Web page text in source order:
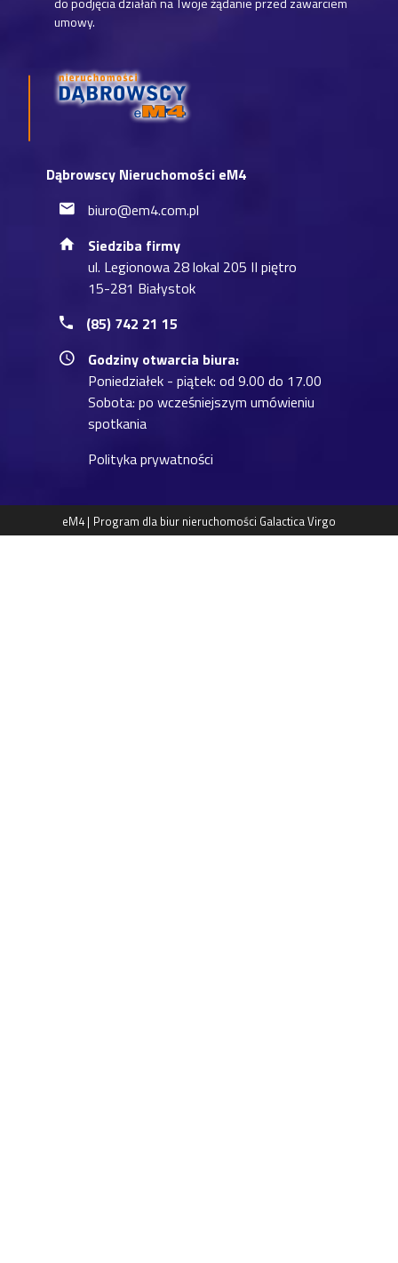
Dąbrowscy Nieruchomości eM4
biuro@em4.com.pl
Siedziba firmy
ul. Legionowa 28 lokal 205 II piętro
15-281 Białystok
(85) 742 21 15
Godziny otwarcia biura:
Poniedziałek - piątek: od 9.00 do 17.00
Sobota: po wcześniejszym umówieniu
spotkania
Polityka prywatności
umowy.
eM4 | Program dla biur nieruchomości Galactica Virgo